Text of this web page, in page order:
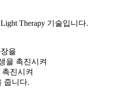
Therapy 기술입니다.
을
을 촉진시켜
진시켜
줍니다.